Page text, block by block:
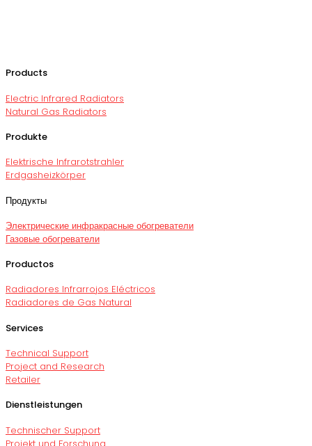
Products
Electric Infrared Radiators
Natural Gas Radiators
Produkte
Elektrische Infrarotstrahler
Erdgasheizkörper
Продукты
Электрические инфракрасные обогреватели
Газовые обогреватели
Productos
Radiadores Infrarrojos Eléctricos
Radiadores de Gas Natural
Services
Technical Support
Project and Research
Retailer
Dienstleistungen
Technischer Support
Projekt und Forschung